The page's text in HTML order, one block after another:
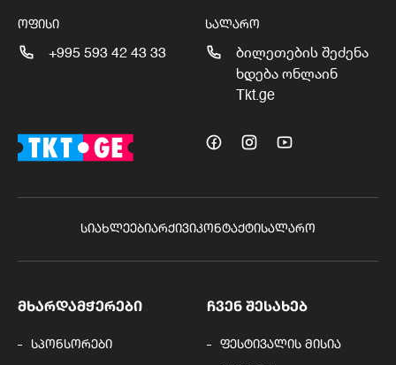
ᲝᲤᲘᲡᲘ
+995 593 42 43 33
ᲡᲐᲚᲐᲠᲝ
ბილეთების შეძენა
ხდება ონლაინ
Tkt.ge
ᲡᲘᲐᲮᲚᲔᲔᲑᲘᲐᲠᲥᲘᲕᲘᲙᲝᲜᲢᲐᲥᲢᲘᲡᲐᲚᲐᲠᲝ
ᲛᲮᲐᲠᲓᲐᲛᲭᲔᲠᲔᲑᲘ
სპონსორები
ᲩᲕᲔᲜ ᲨᲔᲡᲐᲮᲔᲑ
ფესტივალის მისია